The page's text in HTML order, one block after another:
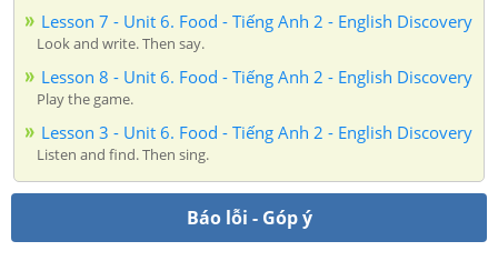
Lesson 7 - Unit 6. Food - Tiếng Anh 2 - English Discovery
Look and write. Then say.
Lesson 8 - Unit 6. Food - Tiếng Anh 2 - English Discovery
Play the game.
Lesson 3 - Unit 6. Food - Tiếng Anh 2 - English Discovery
Listen and find. Then sing.
Báo lỗi - Góp ý